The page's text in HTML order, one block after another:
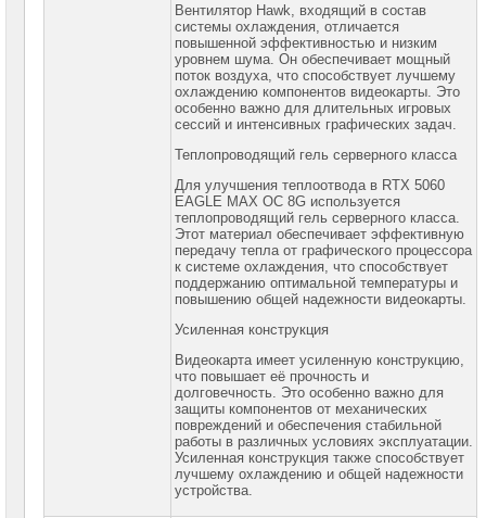
Вентилятор Hawk, входящий в состав
системы охлаждения, отличается
повышенной эффективностью и низким
уровнем шума. Он обеспечивает мощный
поток воздуха, что способствует лучшему
охлаждению компонентов видеокарты. Это
особенно важно для длительных игровых
сессий и интенсивных графических задач.
Теплопроводящий гель серверного класса
Для улучшения теплоотвода в RTX 5060
EAGLE MAX OC 8G используется
теплопроводящий гель серверного класса.
Этот материал обеспечивает эффективную
передачу тепла от графического процессора
к системе охлаждения, что способствует
поддержанию оптимальной температуры и
повышению общей надежности видеокарты.
Усиленная конструкция
Видеокарта имеет усиленную конструкцию,
что повышает её прочность и
долговечность. Это особенно важно для
защиты компонентов от механических
повреждений и обеспечения стабильной
работы в различных условиях эксплуатации.
Усиленная конструкция также способствует
лучшему охлаждению и общей надежности
устройства.